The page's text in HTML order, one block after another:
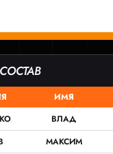
ИМЯ
ВЛАД
МАКСИМ